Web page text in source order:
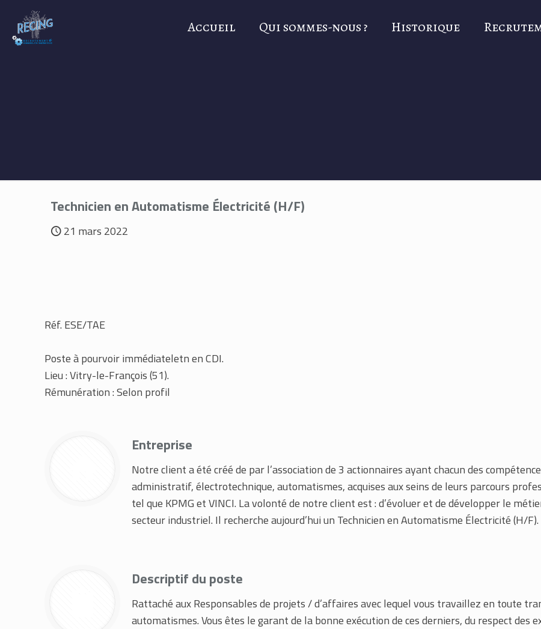
Accueil Qui sommes-nous ? Historique
Technicien en Automatisme Électricité (H/F)
21 mars 2022
Réf. ESE/TAE
Poste à pourvoir immédiateletn en CDI.
Lieu : Vitry-le-François (51).
Rémunération : Selon profil
Entreprise
Notre client a été créé de par l’association de 3 actionnaires ayant chacun des
administratif, électrotechnique, automatismes, acquises aux seins de leurs parcours
tel que KPMG et VINCI. La volonté de notre client est : d’évoluer et de développer le
secteur industriel. Il recherche aujourd’hui un Technicien en Automatisme Électricité (H/F).
Descriptif du poste
Rattaché aux Responsables de projets / d’affaires avec lequel vous travaillez en toute
automatismes. Vous êtes le garant de la bonne exécution de ces derniers, du respect des